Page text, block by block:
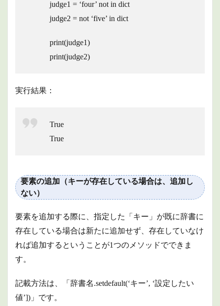
judge1 = ‘four’ not in dict
judge2 = not ‘five’ in dict
print(judge1)
print(judge2)
実行結果：
True
True
要素の追加（キーが存在している場合は、追加し
ない）
要素を追加する際に、指定した「キー」が既に辞書に
存在している場合は新たに追加せず、存在していなけ
れば追加するということが1つのメソッドでできま
す。
記載方法は、「辞書名.setdefault(‘キー’, ‘設定したい
値’])」です。